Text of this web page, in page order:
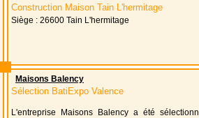
Construction Maison Tain L'hermitage
Siège : 26600 Tain L'hermitage
Maisons Balency
Sélection BatiExpo Valence
L'entreprise Maisons Balency a été